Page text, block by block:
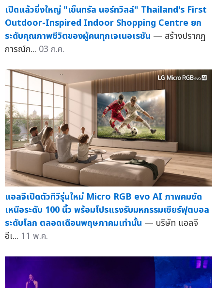
เปิดแล้วยิ่งใหญ่ "เซ็นทรัล นอร์ทวิลล์" Thailand's First
Outdoor-Inspired Indoor Shopping Centre ยก
ระดับคุณภาพชีวิตของผู้คนทุกเจเนอเรชัน — สร้างปรากฏ
การณ์ก... 03 ก.ค.
แอลจีเปิดตัวทีวีรุ่นใหม่ Micro RGB evo AI ภาพคมชัด
เหนือระดับ 100 นิ้ว พร้อมโปรแรงรับมหกรรมเชียร์ฟุตบอล
ระดับโลก ตลอดเดือนพฤษภาคมเท่านั้น — บริษัท แอลจี
อีเ... 11 พ.ค.